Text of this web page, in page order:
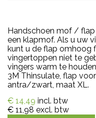
Handschoen mof /
een klapmof. Als u uw
kunt u de flap omhoog
vingertoppen niet te
vingers warm te
3M Thinsulate, flap
antra/zwart, maat XL.
€ 14,49 incl. btw
€ 11,98 excl. btw